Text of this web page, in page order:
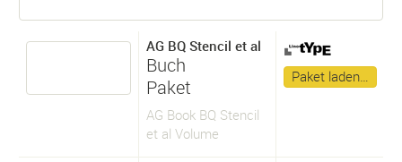
AG BQ Stencil et al
Buch
Paket
AG Book BQ Stencil
et al Volume
Paket laden…